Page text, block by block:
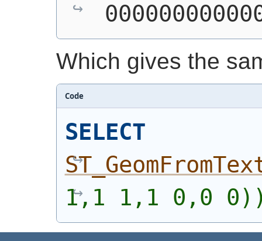
Which gives the
Code
SELECT
1,1 1,1 0,0